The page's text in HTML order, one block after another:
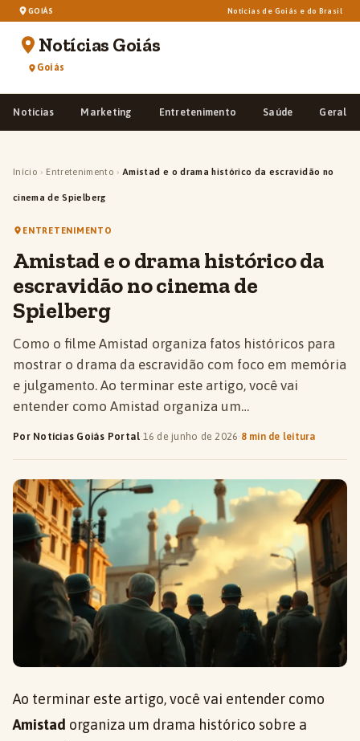
GOIÁS Notícias de Goiás e do Brasil
Notícias Goiás
Goiás
Notícias Marketing Entretenimento Saúde Geral
Início › Entretenimento › Amistad e o drama histórico da escravidão no
cinema de Spielberg
ENTRETENIMENTO
Amistad e o drama histórico da
escravidão no cinema de
Spielberg
Como o filme Amistad organiza fatos históricos para
mostrar o drama da escravidão com foco em memória
e julgamento. Ao terminar este artigo, você vai
entender como Amistad organiza um…
Por Notícias Goiás Portal·16 de junho de 2026· 8 min de leitura
Ao terminar este artigo, você vai entender como
Amistad organiza um drama histórico sobre a